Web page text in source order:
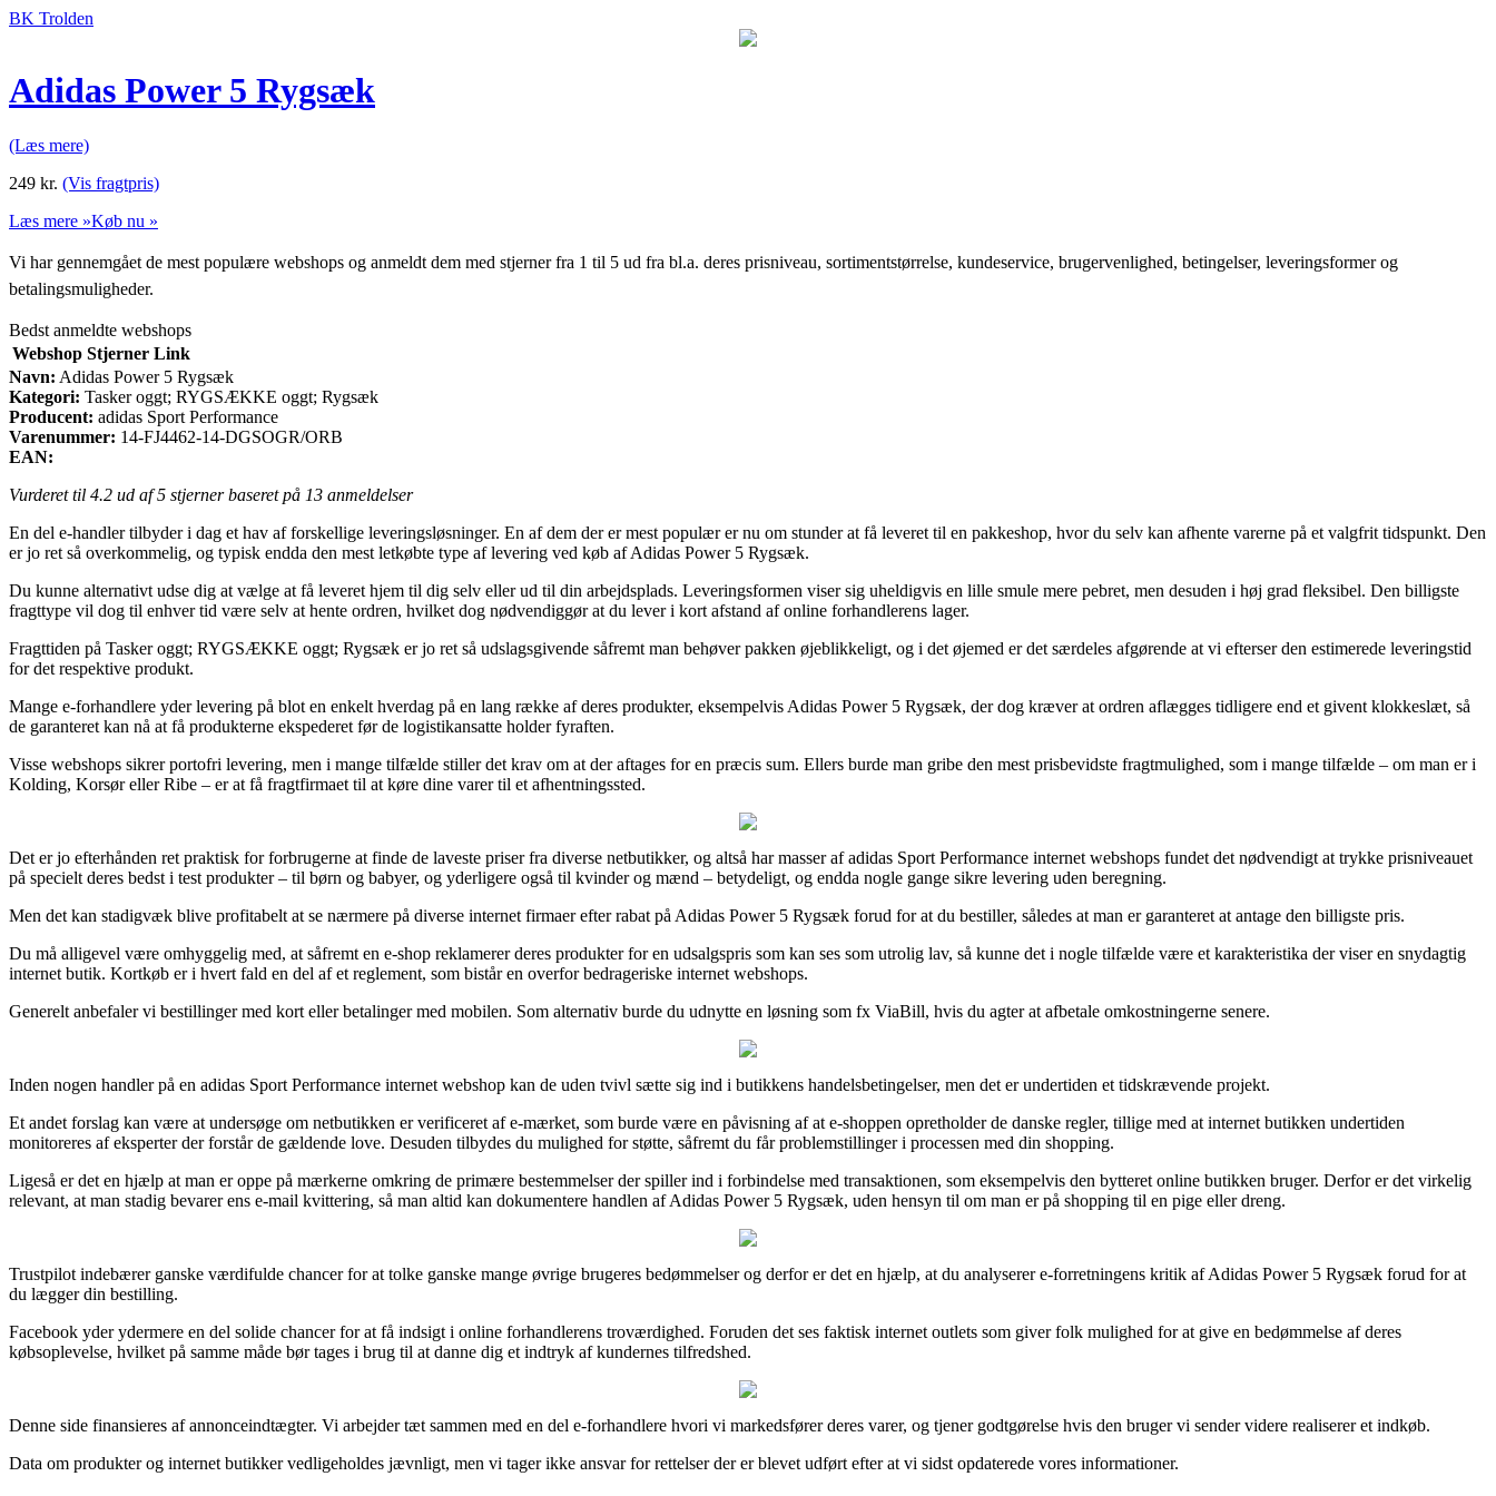
BK Trolden
Adidas Power 5 Rygsæk
(Læs mere)
249 kr. (Vis fragtpris)
Læs mere »Køb nu »
Vi har gennemgået de mest populære webshops og anmeldt dem med stjerner fra 1 til 5 ud fra bl.a. deres prisniveau, sortimentstørrelse, kundeservice, brugervenlighed, betingelser, leveringsformer og
betalingsmuligheder.
Bedst anmeldte webshops
Webshop Stjerner Link
Navn: Adidas Power 5 Rygsæk
Kategori: Tasker oggt; RYGSÆKKE oggt; Rygsæk
Producent: adidas Sport Performance
Varenummer: 14-FJ4462-14-DGSOGR/ORB
EAN:
Vurderet til 4.2 ud af 5 stjerner baseret på 13 anmeldelser
En del e-handler tilbyder i dag et hav af forskellige leveringsløsninger. En af dem der er mest populær er nu om stunder at få leveret til en pakkeshop, hvor du selv kan afhente varerne på et valgfrit tidspunkt. Den
er jo ret så overkommelig, og typisk endda den mest letkøbte type af levering ved køb af Adidas Power 5 Rygsæk.
Du kunne alternativt udse dig at vælge at få leveret hjem til dig selv eller ud til din arbejdsplads. Leveringsformen viser sig uheldigvis en lille smule mere pebret, men desuden i høj grad fleksibel. Den billigste
fragttype vil dog til enhver tid være selv at hente ordren, hvilket dog nødvendiggør at du lever i kort afstand af online forhandlerens lager.
Fragttiden på Tasker oggt; RYGSÆKKE oggt; Rygsæk er jo ret så udslagsgivende såfremt man behøver pakken øjeblikkeligt, og i det øjemed er det særdeles afgørende at vi efterser den estimerede leveringstid
for det respektive produkt.
Mange e-forhandlere yder levering på blot en enkelt hverdag på en lang række af deres produkter, eksempelvis Adidas Power 5 Rygsæk, der dog kræver at ordren aflægges tidligere end et givent klokkeslæt, så
de garanteret kan nå at få produkterne ekspederet før de logistikansatte holder fyraften.
Visse webshops sikrer portofri levering, men i mange tilfælde stiller det krav om at der aftages for en præcis sum. Ellers burde man gribe den mest prisbevidste fragtmulighed, som i mange tilfælde – om man er i
Kolding, Korsør eller Ribe – er at få fragtfirmaet til at køre dine varer til et afhentningssted.
Det er jo efterhånden ret praktisk for forbrugerne at finde de laveste priser fra diverse netbutikker, og altså har masser af adidas Sport Performance internet webshops fundet det nødvendigt at trykke prisniveauet
på specielt deres bedst i test produkter – til børn og babyer, og yderligere også til kvinder og mænd – betydeligt, og endda nogle gange sikre levering uden beregning.
Men det kan stadigvæk blive profitabelt at se nærmere på diverse internet firmaer efter rabat på Adidas Power 5 Rygsæk forud for at du bestiller, således at man er garanteret at antage den billigste pris.
Du må alligevel være omhyggelig med, at såfremt en e-shop reklamerer deres produkter for en udsalgspris som kan ses som utrolig lav, så kunne det i nogle tilfælde være et karakteristika der viser en snydagtig
internet butik. Kortkøb er i hvert fald en del af et reglement, som bistår en overfor bedrageriske internet webshops.
Generelt anbefaler vi bestillinger med kort eller betalinger med mobilen. Som alternativ burde du udnytte en løsning som fx ViaBill, hvis du agter at afbetale omkostningerne senere.
Inden nogen handler på en adidas Sport Performance internet webshop kan de uden tvivl sætte sig ind i butikkens handelsbetingelser, men det er undertiden et tidskrævende projekt.
Et andet forslag kan være at undersøge om netbutikken er verificeret af e-mærket, som burde være en påvisning af at e-shoppen opretholder de danske regler, tillige med at internet butikken undertiden
monitoreres af eksperter der forstår de gældende love. Desuden tilbydes du mulighed for støtte, såfremt du får problemstillinger i processen med din shopping.
Ligeså er det en hjælp at man er oppe på mærkerne omkring de primære bestemmelser der spiller ind i forbindelse med transaktionen, som eksempelvis den bytteret online butikken bruger. Derfor er det virkelig
relevant, at man stadig bevarer ens e-mail kvittering, så man altid kan dokumentere handlen af Adidas Power 5 Rygsæk, uden hensyn til om man er på shopping til en pige eller dreng.
Trustpilot indebærer ganske værdifulde chancer for at tolke ganske mange øvrige brugeres bedømmelser og derfor er det en hjælp, at du analyserer e-forretningens kritik af Adidas Power 5 Rygsæk forud for at
du lægger din bestilling.
Facebook yder ydermere en del solide chancer for at få indsigt i online forhandlerens troværdighed. Foruden det ses faktisk internet outlets som giver folk mulighed for at give en bedømmelse af deres
købsoplevelse, hvilket på samme måde bør tages i brug til at danne dig et indtryk af kundernes tilfredshed.
Denne side finansieres af annonceindtægter. Vi arbejder tæt sammen med en del e-forhandlere hvori vi markedsfører deres varer, og tjener godtgørelse hvis den bruger vi sender videre realiserer et indkøb.
Data om produkter og internet butikker vedligeholdes jævnligt, men vi tager ikke ansvar for rettelser der er blevet udført efter at vi sidst opdaterede vores informationer.